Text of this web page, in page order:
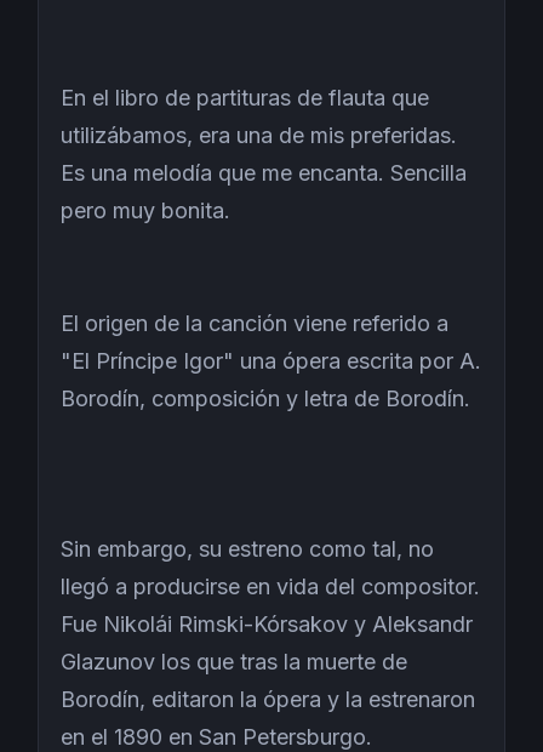
En el libro de partituras de flauta que
utilizábamos, era una de mis preferidas.
Es una melodía que me encanta. Sencilla
pero muy bonita.
El origen de la canción viene referido a
"El Príncipe Igor" una ópera escrita por A.
Borodín, composición y letra de Borodín.
Sin embargo, su estreno como tal, no
llegó a producirse en vida del compositor.
Fue Nikolái Rimski-Kórsakov y Aleksandr
Glazunov los que tras la muerte de
Borodín, editaron la ópera y la estrenaron
en el 1890 en San Petersburgo.